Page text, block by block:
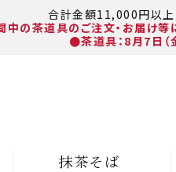
合計金額11,000円以
中の茶道具のご注文・お届け等
●茶道具：8月7日（
抹茶そば